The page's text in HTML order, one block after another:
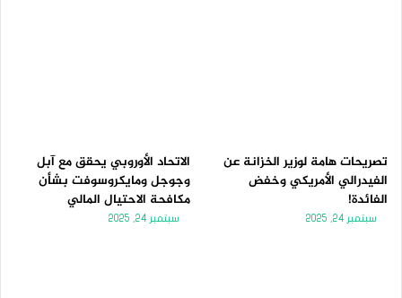
تصريحات هامة لوزير الخزانة عن
الفيدرالي الأمريكي وخفض
الفائدة!
سبتمبر 24, 2025
الاتحاد الأوروبي يحقق مع آبل
وجوجل ومايكروسوفت بشأن
مكافحة الاحتيال المالي
سبتمبر 24, 2025